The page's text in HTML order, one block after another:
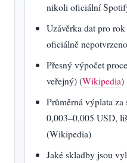
nikoli oficiální
Uzávěrka dat pro
oficiálně
Přesný výpočet
veřejný) (Wikipedia)
Průměrná výplata za
0,003–0,005 USD,
(Wikipedia)
Jaké skladby jsou